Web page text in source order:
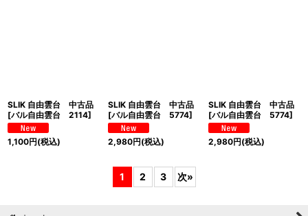
SLIK 自由雲台 中古品
[バル自由雲台 2114]
1,100円(税込)
SLIK 自由雲台 中古品
[バル自由雲台 5774]
2,980円(税込)
SLIK 自由雲台 中古品
[バル自由雲台 5774]
2,980円(税込)
1 2 3 次»